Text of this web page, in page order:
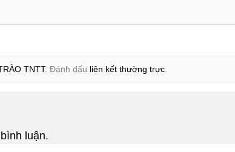
TNTT. Đánh dấu liên kết thường trực
luận.